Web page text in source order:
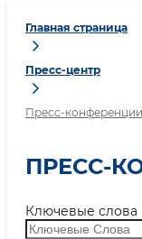
Главная страница
Пресс-центр
Пресс-конференции
ПРЕСС-
Ключевые слова